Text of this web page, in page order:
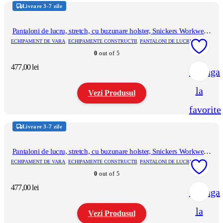
produs
are
multe
variații.
Opțiunile
fi
alese
Adauga
la
favorite
Livrare 3-7 zile
Pantaloni de lucru, stretch, cu buzunare holster, Snickers Workwear,
AllroundWork, 6241, Forest Green/Black
ECHIPAMENT DE VARA, ECHIPAMENTE CONSTRUCTII, PANTALONI DE LUCRU
0 out of 5
477,00lei
Vezi Produsul
produs
are
multe
variații.
Opțiunile
fi
alese
Adauga
la
Livrare 3-7 zile
Pantaloni de lucru, stretch, cu buzunare holster, Snickers Workwear,
AllroundWork, 6241, Khaki Green/Black
ECHIPAMENT DE VARA, ECHIPAMENTE CONSTRUCTII, PANTALONI DE LUCRU
0 out of 5
477,00lei
Vezi Produsul